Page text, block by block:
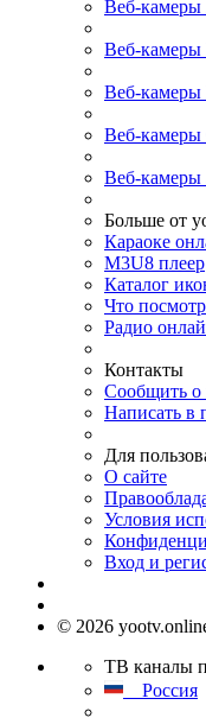
Веб-
Веб-камеры
Веб-камеры
Веб-камеры
Веб-камеры
Больше от
Караоке
M3U8 плеер
Каталог
Что
Радио
Контакты
Сообщить о
Написать в
Для
О сайте
Условия
Вход и
© 2026
ТВ каналы
Россия